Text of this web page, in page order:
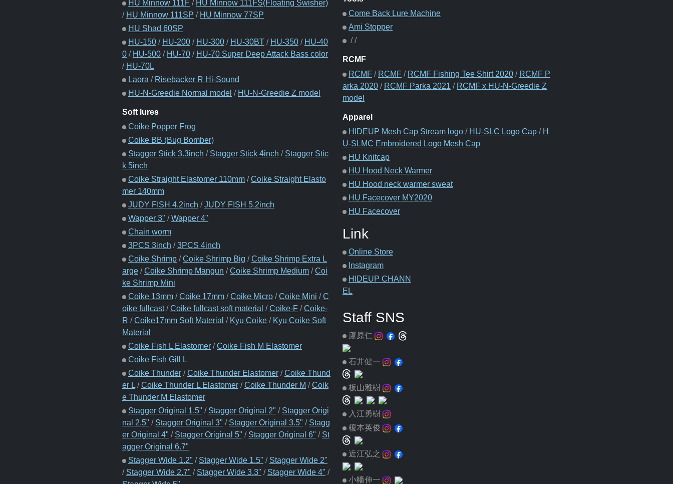
HU Minnow 111F / HU Minnow 111FS(Floating Swisher)
/ HU Minnow 111SP / HU Minnow 77SP
HU Shad 60SP
HU-150 / HU-200 / HU-300 / HU-30BT / HU-350 / HU-40
0 / HU-500 / HU-70 / HU-70 Super Deep Attack Bass color
/ HU-70L
Laora / Risebacker R Hi-Sound
HU-N-Greedie Normal model / HU-N-Greedie Z model
Soft lures
Coike Popper Frog
Coike BB (Bug Bomber)
Stagger Stick 3.3inch / Stagger Stick 4inch / Stagger Stic
k 5inch
Coike Straight Elastomer 110mm /Coike Straight Elasto
mer 140mm
JUDY FISH 4.2inch /JUDY FISH 5.2inch
Wapper 3" /Wapper 4"
Chain worm
3PCS 3inch /3PCS 4inch
Coike Shrimp /Coike Shrimp Big /Coike Shrimp Extra L
arge /Coike Shrimp Mangun /Coike Shrimp Medium /Coi
ke Shrimp Mini
Coike 13mm /Coike 17mm /Coike Micro /Coike Mini /C
oike fullcast/Coike fullcast soft material /Coike-F /Coike-
R /Coike17mm Soft Material / Kyu Coike / Kyu Coike Soft
Material
Coike Fish L Elastomer /Coike Fish M Elastomer
Coike Fish Gill L
Coike Thunder /Coike Thunder Elastomer /Coike Thund
er L /Coike Thunder L Elastomer /Coike Thunder M /Coik
e Thunder M Elastomer
Stagger Original 1.5" / Stagger Original 2" / Stagger Origi
nal 2.5" / Stagger Original 3" / Stagger Original 3.5" / Stagg
er Original 4" / Stagger Original 5" / Stagger Original 6" / St
agger Original 6.7"
Stagger Wide 1.2" / Stagger Wide 1.5" / Stagger Wide 2"
/ Stagger Wide 2.7" / Stagger Wide 3.3" / Stagger Wide 4" /
Come Back Lure Machine
Ami Stopper
//
RCMF
RCMF / RCMF / RCMF Fishing Tee Shirt 2020 / RCMF P
arka 2020 / RCMF Parka 2021 / RCMF x HU-N-Greedie Z
model
Apparel
HIDEUP Mesh Cap Stream logo / HU-SLC Logo Cap / H
U-SLMC Embroidered Logo Mesh Cap
HU Knitcap
HU Hood Neck Warmer
HU Hood neck warmer sweat
HU Facecover MY2020
HU Facecover
Link
Online Store
Instagram
HIDEUP CHANN
EL
Staff SNS
蘆原仁
石井健一
板山雅樹
入江勇樹
榎本英俊
近江弘之
小幡伸一